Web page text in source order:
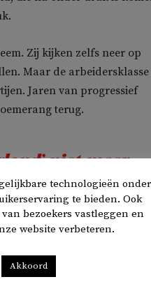
Zij kijken zelfs neer op
Maar de arbeidersklasse
Jaren van progressief
terug.
niet meer
van traditioneel-
antropoloog
links, dat
technologieën onder
te bieden. Ook
bezoekers vastleggen en
website verbeteren.
Akkoord